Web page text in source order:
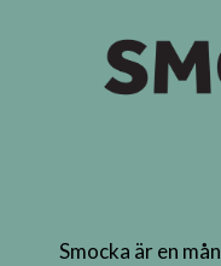
Smocka är en